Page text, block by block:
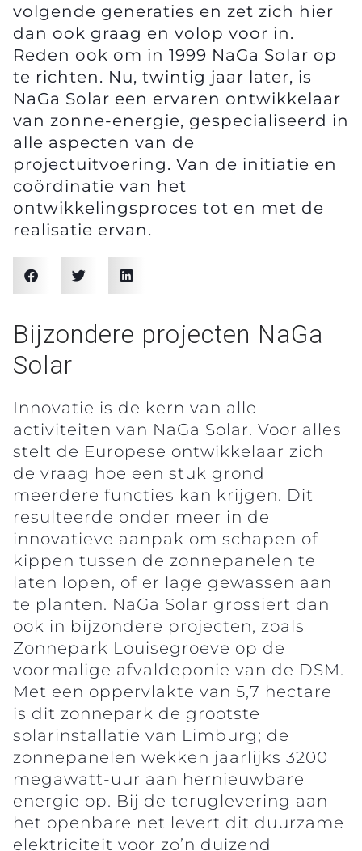
volgende generaties en zet zich hier
dan ook graag en volop voor in.
Reden ook om in 1999 NaGa Solar op
te richten. Nu, twintig jaar later, is
NaGa Solar een ervaren ontwikkelaar
van zonne-energie, gespecialiseerd in
alle aspecten van de
projectuitvoering. Van de initiatie en
coördinatie van het
ontwikkelingsproces tot en met de
realisatie ervan.
Bijzondere projecten NaGa
Solar
Innovatie is de kern van alle
activiteiten van NaGa Solar. Voor alles
stelt de Europese ontwikkelaar zich
de vraag hoe een stuk grond
meerdere functies kan krijgen. Dit
resulteerde onder meer in de
innovatieve aanpak om schapen of
kippen tussen de zonnepanelen te
laten lopen, of er lage gewassen aan
te planten. NaGa Solar grossiert dan
ook in bijzondere projecten, zoals
Zonnepark Louisegroeve op de
voormalige afvaldeponie van de DSM.
Met een oppervlakte van 5,7 hectare
is dit zonnepark de grootste
solarinstallatie van Limburg; de
zonnepanelen wekken jaarlijks 3200
megawatt-uur aan hernieuwbare
energie op. Bij de teruglevering aan
het openbare net levert dit duurzame
elektriciteit voor zo’n duizend